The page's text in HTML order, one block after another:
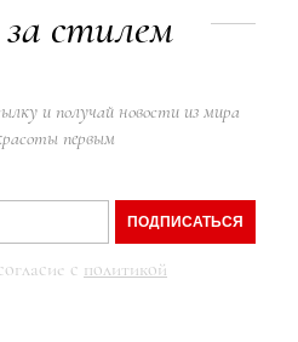
стилем
и получай новости из мира
первым
ПОДПИСАТЬСЯ
с политикой